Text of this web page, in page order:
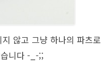
않고 그냥 하나의 파츠로
니다 -_-;;